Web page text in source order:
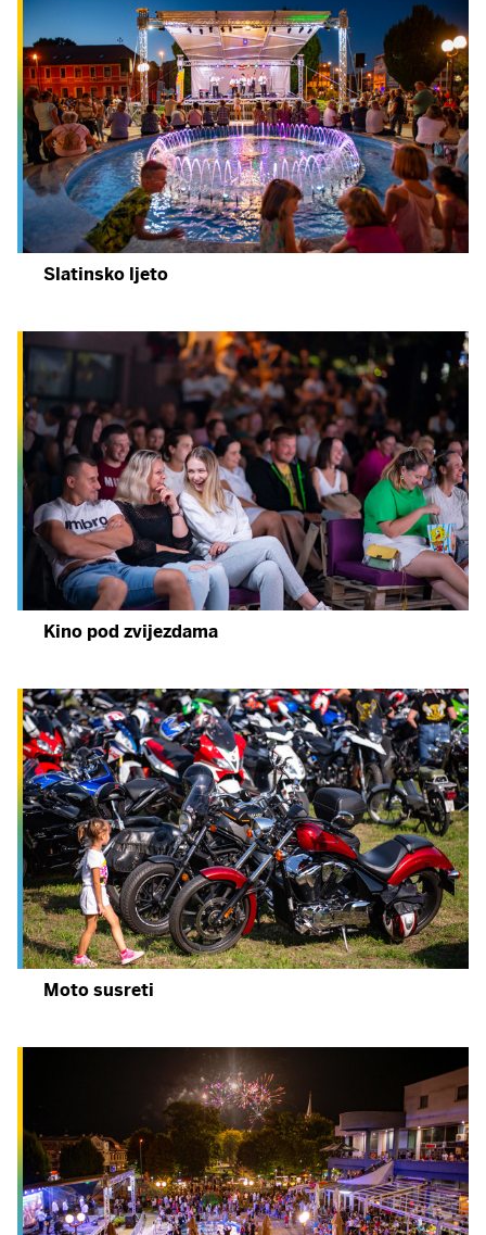
Slatinsko ljeto
Kino pod zvijezdama
Moto susreti